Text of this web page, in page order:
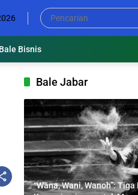
Bale Bisnis
Bale Jabar
“Wana, Wani, Wanoh”: Tiga